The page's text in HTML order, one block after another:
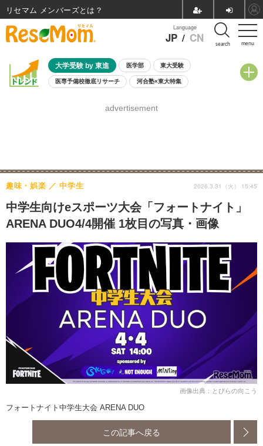
menu
Language
JP / CN search
大学受験 by 東進 医学部 東大受験
医専予備校徹底リサーチ 河合塾×東大特集
8月開催学校説明会・相談会
advertisement
中学生向けeスポーツ大会「フォートナイト」
ARENA DUO4/4開催 1枚目の写真・画像
趣味・娯楽 中学生 2026.3.31（火） 15:45
画像出典：とびらの向こう
フォートナイト中学生大会 ARENA DUO
この記事へ戻る
リセマム メンバーズ